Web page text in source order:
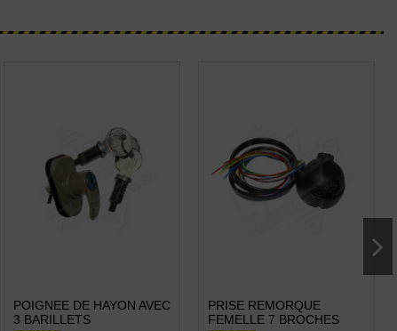
POIGNEE DE HAYON AVEC
3 BARILLETS
PRISE REMORQUE
FEMELLE 7 BROCHES